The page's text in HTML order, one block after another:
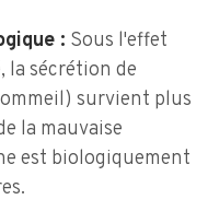
: Sous l'effet
la sécrétion de
survient plus
la mauvaise
est biologiquement